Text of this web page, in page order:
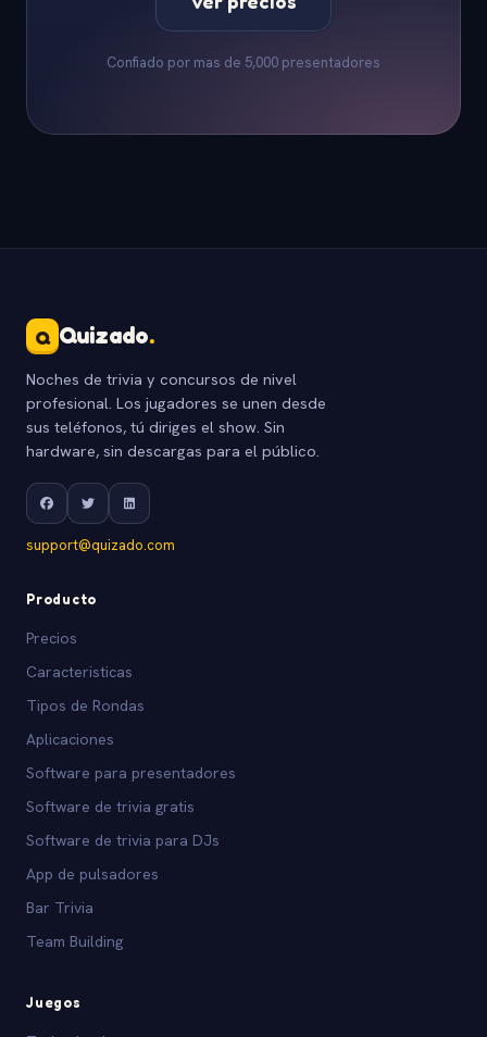
Confiado por mas de 5,000 presentadores
Q Quizado.
Noches de trivia y concursos de nivel
profesional. Los jugadores se unen desde
sus teléfonos, tú diriges el show. Sin
hardware, sin descargas para el público.
support@quizado.com
Producto
Precios
Caracteristicas
Tipos de Rondas
Aplicaciones
Software para presentadores
Software de trivia gratis
Software de trivia para DJs
App de pulsadores
Bar Trivia
Team Building
Juegos